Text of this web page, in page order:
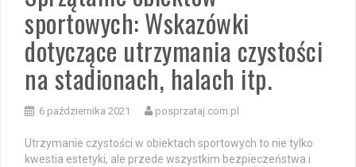
sportowych: Wskazówki
dotyczące utrzymania czystości
na stadionach, halach itp.
6 października 2021 posprzataj.com.pl
Utrzymanie czystości w obiektach sportowych to nie tylko
kwestia estetyki, ale przede wszystkim bezpieczeństwa i